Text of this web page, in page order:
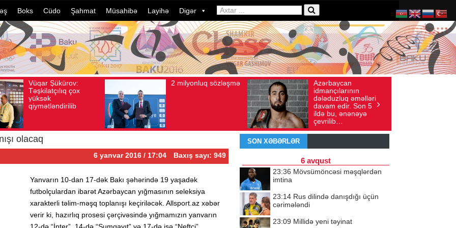
Boks Cüdo Şahmat Müsahibə Layihə Digər
2 milyonluq sözləşmə
Avqust 04, 2026
Azərbaycan
idmançılarının
dələduzluq əməlləri
davam edir. Son 5
ildə bu, ənənəyə
Baxış sayı: 136
Avqust 04, 2026
qeyd etməsə də,
ürəyi hər zaman
doğma yurdu ilə
döyünür
İyul 30, 2026
olacaq
6 yanvar 2016 / 17:04 Baxış sayı: 949
Yanvarın 10-dan 17-dək Bakı şəhərində 19 yaşadək
futbolçulardan ibarət Azərbaycan yığmasının seleksiya
xarakterli təlim-məşq toplanışı keçiriləcək. Allsport.az xəbər
verir ki, hazırlıq prosesi çərçivəsində yığmamızın yanvarın
SON XƏBƏRLƏR
6 avqust
23:36 Mövsümöncəsi məşqlərdən
imtina
23:14 Rus dilində danışdığı üçün
cərimələndi
23:09 Millidə yeni təyinat